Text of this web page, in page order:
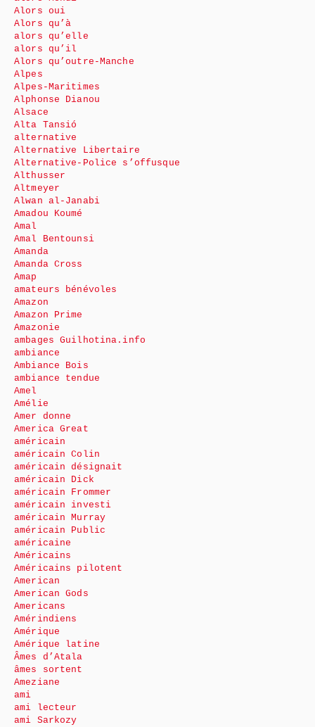
Alors oui
Alors qu’à
alors qu’elle
alors qu’il
Alors qu’outre-Manche
Alpes
Alpes-Maritimes
Alphonse Dianou
Alsace
Alta Tansió
alternative
Alternative Libertaire
Alternative-Police s’offusque
Althusser
Altmeyer
Alwan al-Janabi
Amadou Koumé
Amal
Amal Bentounsi
Amanda
Amanda Cross
Amap
amateurs bénévoles
Amazon
Amazon Prime
Amazonie
ambages Guilhotina.info
ambiance
Ambiance Bois
ambiance tendue
Amel
Amélie
Amer donne
America Great
américain
américain Colin
américain désignait
américain Dick
américain Frommer
américain investi
américain Murray
américain Public
américaine
Américains
Américains pilotent
American
American Gods
Americans
Amérindiens
Amérique
Amérique latine
Âmes d’Atala
âmes sortent
Ameziane
ami
ami lecteur
ami Sarkozy